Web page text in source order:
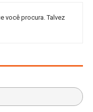
você procura. Talvez